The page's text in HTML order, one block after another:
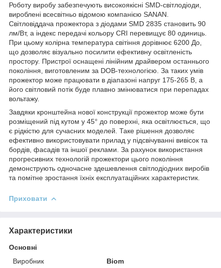
Роботу виробу забезпечують високоякісні SMD-світлодіоди,
вироблені всесвітньо відомою компанією SANAN.
Світловіддача прожектора з діодами SMD 2835 становить 90
лм/Вт, а індекс передачі кольору CRI перевищує 80 одиниць.
При цьому колірна температура світіння дорівнює 6200 До,
що дозволяє візуально посилити ефективну освітленість
простору. Пристрої оснащені лінійним драйвером останнього
покоління, виготовленим за DOB-технологією. За таких умів
прожектор може працювати в діапазоні напруг 175-265 В, а
його світловий потік буде плавно змінюватися при перепадах
вольтажу.
Завдяки кронштейна нової конструкції прожектор може бути
розміщений під кутом у 45° до поверхні, яка освітлюється, що
є рідкістю для сучасних моделей. Таке рішення дозволяє
ефективно використовувати прилад у підсвічуванні вивісок та
бордів, фасадів та іншої реклами. За рахунок використання
прогресивних технологій прожектори цього покоління
демонструють одночасне здешевлення світлодіодних виробів
та помітне зростання їхніх експлуатаційних характеристик.
Приховати
Характеристики
Основні
Виробник
Biom